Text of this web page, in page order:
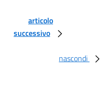
articolo
successivo
nascondi